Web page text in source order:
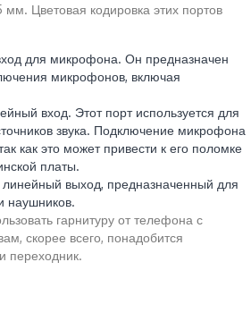
Цветовая кодировка этих портов
для микрофона. Он предназначен
микрофонов, включая
вход. Этот порт используется для
звука. Подключение микрофона
как это может привести к его поломке
платы.
выход, предназначенный для
наушников.
гарнитуру от телефона с
скорее всего, понадобится
переходник.